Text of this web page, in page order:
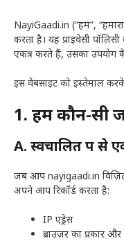
NayiGaadi.in (“हम”,
करता है। यह प्राइवेसी
एकत्र करते हैं, उसका
इस वेबसाइट को इस्तेमाल
1. हम कौन-सी
A. स्वचालित रूप से
जब आप nayigaadi.in विज़िट
अपने आप रिकॉर्ड करता है:
IP एड्रेस
ब्राउज़र का प्रकार और